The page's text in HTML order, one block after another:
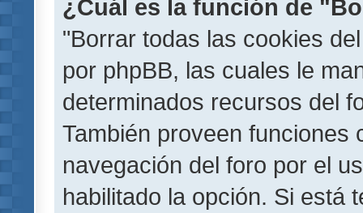
¿Cuál es la función de
"Borrar todas las cookies
por phpBB, las cuales le
determinados recursos del
También proveen funciones
navegación del foro por el
habilitado la opción. Si está